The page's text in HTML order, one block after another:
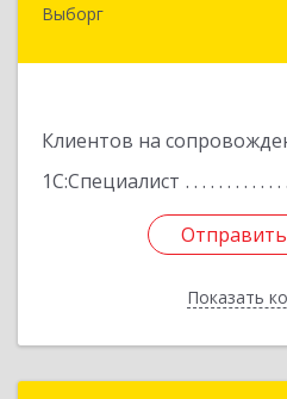
Выборг
Клиентов на
1С:Специалист
Отправить
Показать
188800,
Отправить